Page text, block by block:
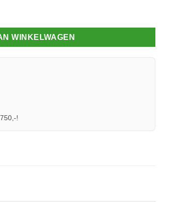
plaat helder 7m aantal
WINKELWAGEN
!